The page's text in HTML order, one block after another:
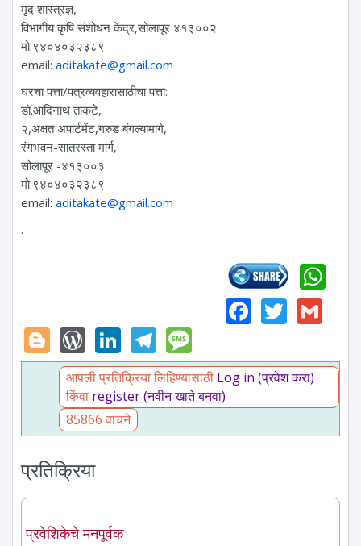
मृद शास्त्रज्ञ,
विभागीय कृषि संशोधन केंद्र,सोलापूर ४१३००२.
मो.९४०४०३२३८९
email: aditakate@gmail.com
घरचा पत्ता/पत्रव्यवहारासाठीचा पत्ता:
डॉ.आदिनाथ ताकटे,
२,अक्षत अपार्टमेंट,गरुड बंगल्यामागे,
रंगभवन-सातरस्ता मार्ग,
सोलापूर -४१३००३
मो.९४०४०३२३८९
email: aditakate@gmail.com
.
Blogger
WordPress
LinkedIn
Telegram
आपली प्रतिक्रिया लिहिण्यासाठी Log in (प्रवेश करा)
किंवा register (नवीन खाते बनवा)
85866 वाचने
प्रतिक्रिया
प्रवेशिकेचे मनपूर्वक